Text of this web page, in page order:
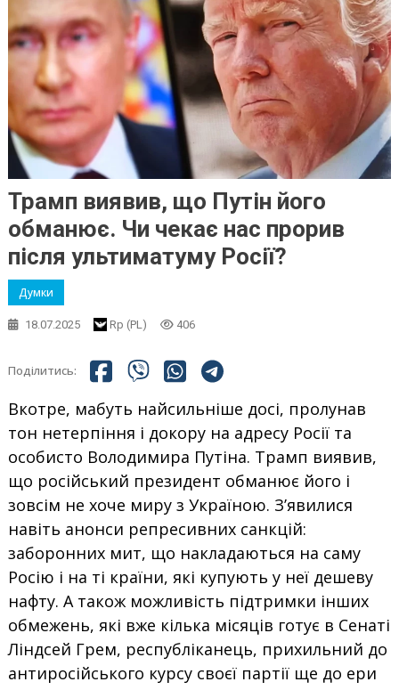
Трамп виявив, що Путін його
обманює. Чи чекає нас прорив
після ультиматуму Росії?
Думки
18.07.2025 Rp (PL) 406
Поділитись:
Вкотре, мабуть найсильніше досі, пролунав
тон нетерпіння і докору на адресу Росії та
особисто Володимира Путіна. Трамп виявив,
що російський президент обманює його і
зовсім не хоче миру з Україною. З’явилися
навіть анонси репресивних санкцій:
заборонних мит, що накладаються на саму
Росію і на ті країни, які купують у неї дешеву
нафту. А також можливість підтримки інших
обмежень, які вже кілька місяців готує в Сенаті
Ліндсей Грем, республіканець, прихильний до
антиросійського курсу своєї партії ще до ери